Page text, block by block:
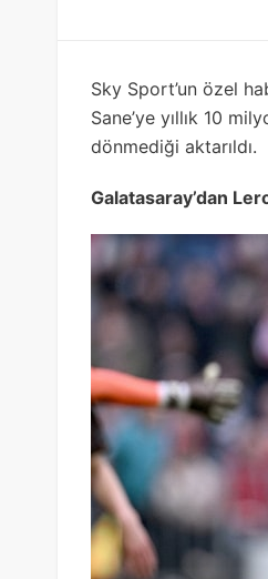
Sky Sport’un özel
Sane’ye yıllık 10
dönmediği aktarıldı.
Galatasaray’dan